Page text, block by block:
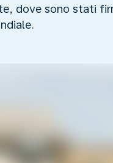
dove sono stati